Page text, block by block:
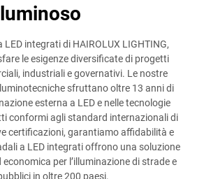
luminoso
integrati di HAIROLUX LIGHTING,
le esigenze diversificate di progetti
industriali e governativi. Le nostre
sfruttano oltre 13 anni di
esterna a LED e nelle tecnologie
conformi agli standard internazionali di
certificazioni, garantiamo affidabilità e
a LED integrati offrono una soluzione
per l’illuminazione di strade e
in oltre 200 paesi.